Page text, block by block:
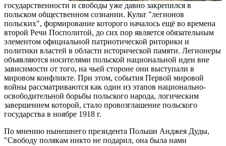
государственности и свободы уже давно закрепился в
польском общественном сознании. Культ "легионов
польских", формирование которого началось ещё во времена
второй Речи Посполитой, до сих пор является обязательным
элементом официальной патриотической риторики и
политики властей в области исторической памяти. Легионеры
объявляются носителями польской национальной идеи вне
зависимости от того, на чьей стороне они выступали в
мировом конфликте. При этом, события Первой мировой
войны рассматриваются как один из этапов национально-
освободительной борьбы польского народа, логическим
завершением которой, стало провозглашение польского
государства в ноябре 1918 г.
По мнению нынешнего президента Польши Анджея Дуды,
"Свободу полякам никто не подарил, она была нами